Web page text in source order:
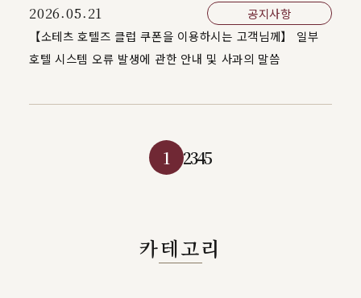
2026.05.21
공지사항
【소테츠 호텔즈 클럽 쿠폰을 이용하시는 고객님께】 일부
호텔 시스템 오류 발생에 관한 안내 및 사과의 말씀
1 2345
카테고리